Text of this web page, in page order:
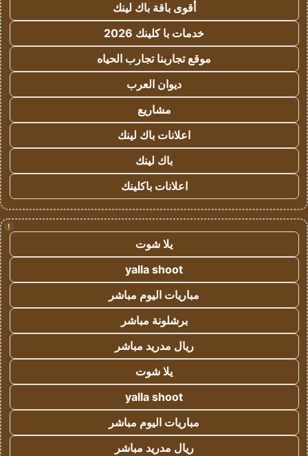
أقوى باقة باك لينك
خدمات با كلينك 2026
موقع تجاربنا تجارب الحياه
ديوان العرب
مشاريع
اعلانات باك لينك
باك لينك
اعلانات باكلينك
!
يلا شوت
yalla shoot
مباريات اليوم مباشر
برشلونة مباشر
ريال مدريد مباشر
يلا شوت
yalla shoot
مباريات اليوم مباشر
ريال مدريد مباشر